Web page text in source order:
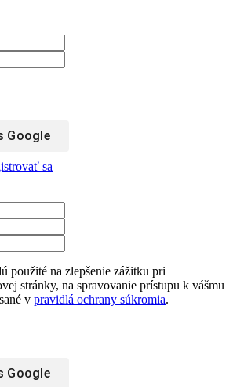
Google
sa
použité na zlepšenie zážitku pri
stránky, na spravovanie prístupu k vášmu
v pravidlá ochrany súkromia.
Google